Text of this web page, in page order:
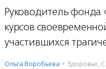
Руководитель фонда
курсов
участившихся
Ольга Воробьева · Здоровье,